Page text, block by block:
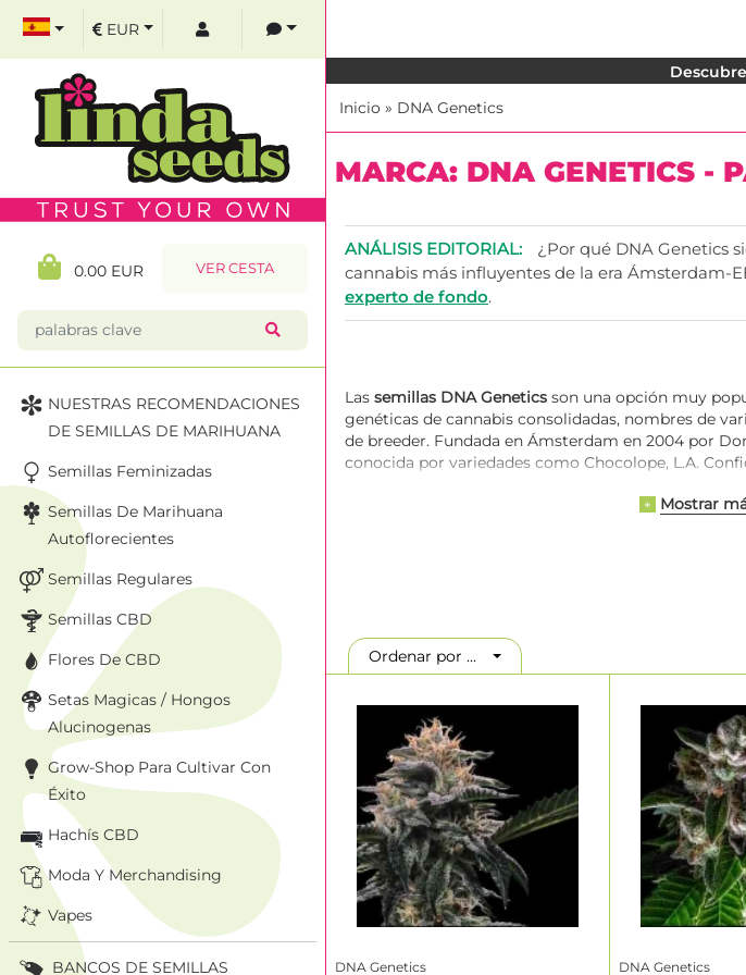
Inicio » DNA Genetics
MARCA: DNA GENETICS -
ANÁLISIS EDITORIAL:
¿Por qué DNA Genetics
cannabis más influyentes de la era Ámsterdam-
experto de fondo.
Las semillas DNA Genetics son una opción muy
genéticas de cannabis consolidadas, nombres de
de breeder. Fundada en Ámsterdam en 2004 por
conocida por variedades como Chocolope, L.A.
tipo de semilla, perfil genético, aroma, categoría de
Comprar semillas DNA
Linda Seeds ofrece semillas DNA Genetics en venta
cuidadosamente seleccionado, centrado en
semillas reconocidos. Esto permite a los clientes
un entorno premium más amplio, manteniendo el
genética de cada variedad. DNA Genetics es
ya conocen variedades concretas o que quieren
en terpenos y genéticas famosas antes de comprar
Compara semillas feminizadas,
Descubre variedades famosas como Chocolope,
Revisa perfiles de aroma, categorías de THC y
+ Mostrar
Ordenar por ...
DNA Genetics DNA Genetics
EUR
0.00 EUR VER CESTA
NUESTRAS RECOMENDACIONES
DE SEMILLAS DE MARIHUANA
Semillas Feminizadas
Semillas De Marihuana
Autoflorecientes
Semillas Regulares
Semillas CBD
Flores De CBD
Setas Magicas / Hongos
Alucinogenas
Grow-Shop Para Cultivar Con
Éxito
Hachís CBD
Moda Y Merchandising
Vapes
BANCOS DE SEMILLAS